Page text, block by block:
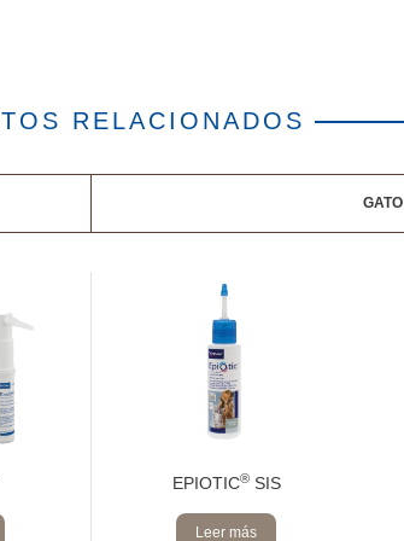
RELACIONADOS
GATO
EPIOTIC®SIS
Leer más